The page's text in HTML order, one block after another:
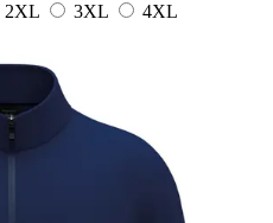
2XL 3XL
4XL